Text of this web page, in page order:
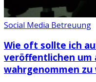
Social Media Betreuung
Wie oft sollte ich
veröffentlichen um
wahrgenommen zu